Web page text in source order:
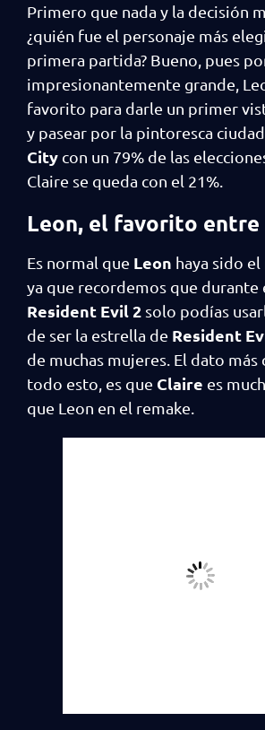
Primero que nada y la decisión
¿quién fue el personaje más
primera partida? Bueno, pues
impresionantemente grande,
favorito para darle un primer
y pasear por la pintoresca
City con un 79% de las
Claire se queda con el 21%.
Leon, el favorito entre
Es normal que Leon haya sido el
ya que recordemos que durante
Resident Evil 2 solo podías
de ser la estrella de Resident
de muchas mujeres. El dato más
todo esto, es que Claire es
que Leon en el remake.